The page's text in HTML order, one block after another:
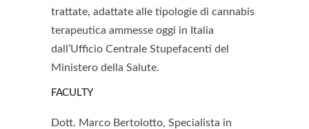
trattate, adattate alle tipologie di cannabis
terapeutica ammesse oggi in Italia
dall’Ufficio Centrale Stupefacenti del
Ministero della Salute.
FACULTY
Dott. Marco Bertolotto, Specialista in